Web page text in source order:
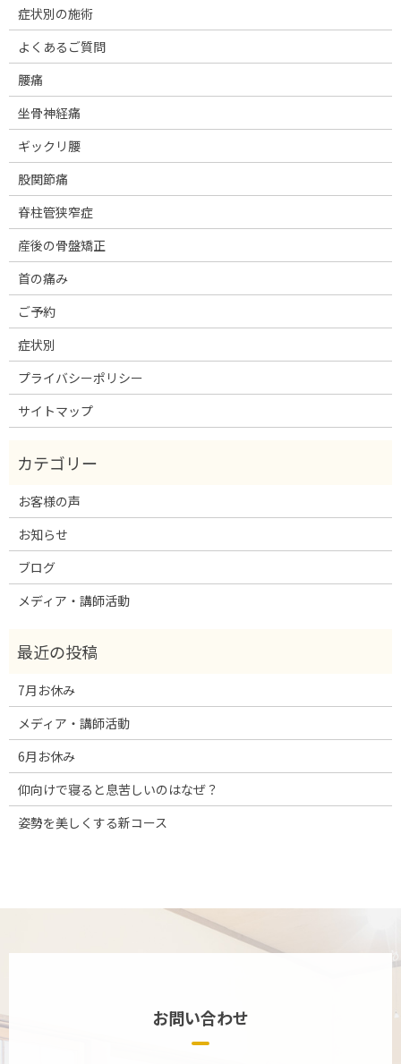
症状別の施術
よくあるご質問
腰痛
坐骨神経痛
ギックリ腰
股関節痛
脊柱管狭窄症
産後の骨盤矯正
首の痛み
ご予約
症状別
プライバシーポリシー
サイトマップ
お客様の声
お知らせ
ブログ
メディア・講師活動
7月お休み
メディア・講師活動
6月お休み
仰向けで寝ると息苦しいのはなぜ？
姿勢を美しくする新コース
お問い合わせ